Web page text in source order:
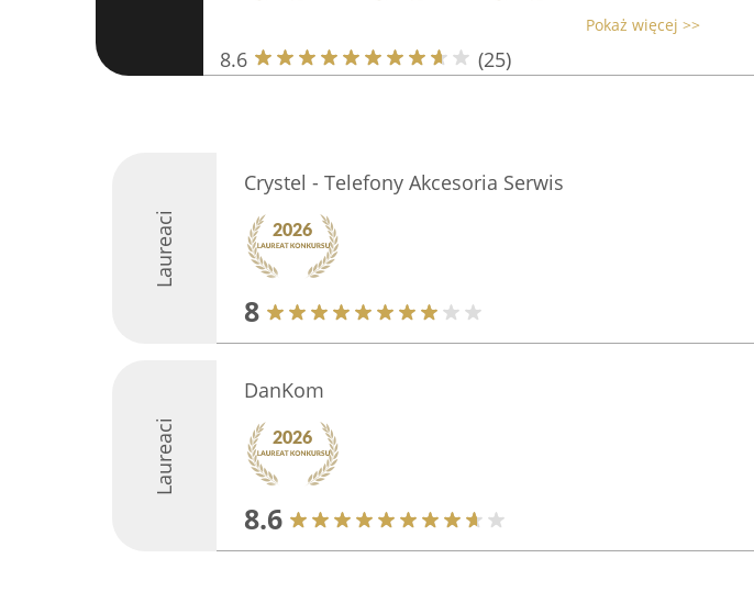
Pokaż więcej >>
8.6 (25)
Laureaci
Crystel - Telefony Akcesoria Serwis
8
Laureaci
DanKom
8.6